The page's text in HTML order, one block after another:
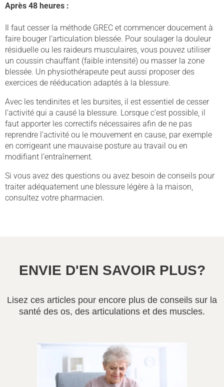
Après 48 heures :
Il faut cesser la méthode GREC et commencer doucement à
faire bouger l’articulation blessée. Pour soulager la douleur
résiduelle ou les raideurs musculaires, vous pouvez utiliser
un coussin chauffant (faible intensité) ou masser la zone
blessée. Un physiothérapeute peut aussi proposer des
exercices de rééducation adaptés à la blessure.
Avec les tendinites et les bursites, il est essentiel de cesser
l’activité qui a causé la blessure. Lorsque c’est possible, il
faut apporter les correctifs nécessaires afin de ne pas
reprendre l’activité ou le mouvement en cause, par exemple
en corrigeant une mauvaise posture au travail ou en
modifiant l’entraînement.
Si vous avez des questions ou avez besoin de conseils pour
traiter adéquatement une blessure légère à la maison,
consultez votre pharmacien.
ENVIE D'EN SAVOIR PLUS?
Lisez ces articles pour encore plus de conseils sur la
santé des os, des articulations et des muscles.